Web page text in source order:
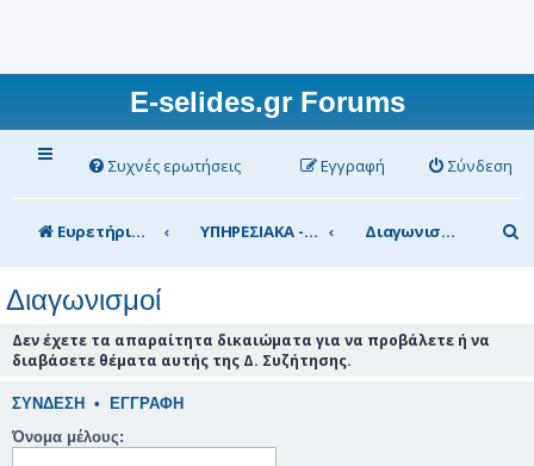
E-selides.gr Forums
Συχνές ερωτήσεις Σύνδεση
Εγγραφή
Ευρετήριο Δ. Συζήτησης ΥΠΗΡΕΣΙΑΚΑ - ΣΥΖΗΤΗΣΕΙΣ (για τα μέλη) Διαγωνισμοί
ν
Διαγωνισμοί
Δεν έχετε τα απαραίτητα δικαιώματα για να προβάλετε ή να
διαβάσετε θέματα αυτής της Δ. Συζήτησης.
ΣΎΝΔΕΣΗ • ΕΓΓΡΑΦΉ
Όνομα μέλους: